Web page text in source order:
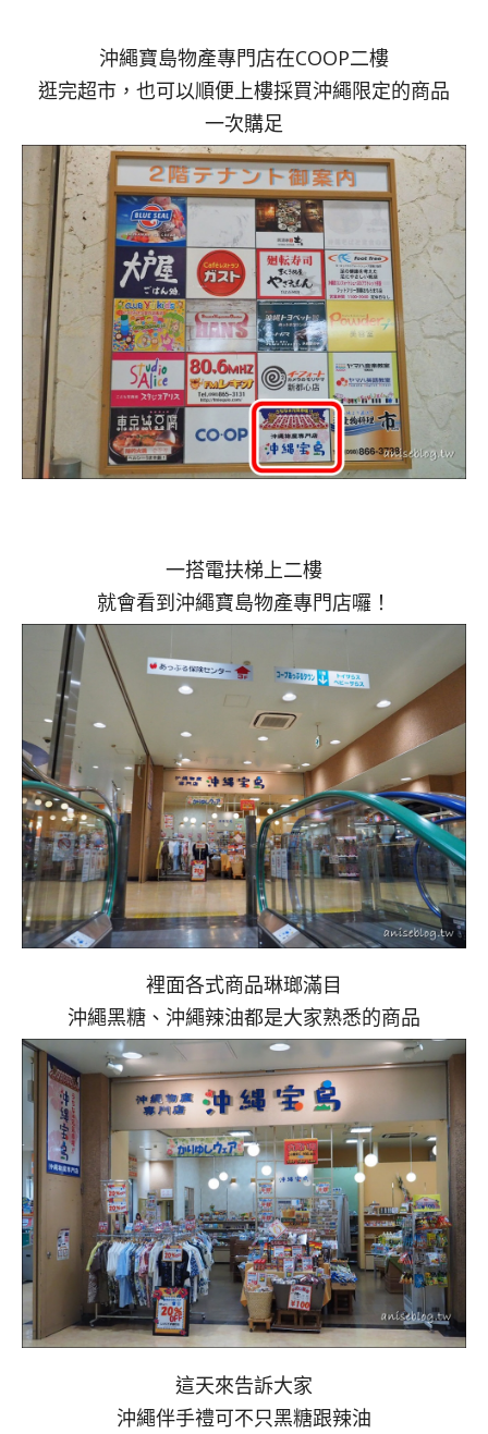
沖繩寶島物產專門店在COOP二樓
逛完超市，也可以順便上樓採買沖繩限定的商品
一次購足
一搭電扶梯上二樓
就會看到沖繩寶島物產專門店囉！
裡面各式商品琳瑯滿目
沖繩黑糖、沖繩辣油都是大家熟悉的商品
這天來告訴大家
沖繩伴手禮可不只黑糖跟辣油